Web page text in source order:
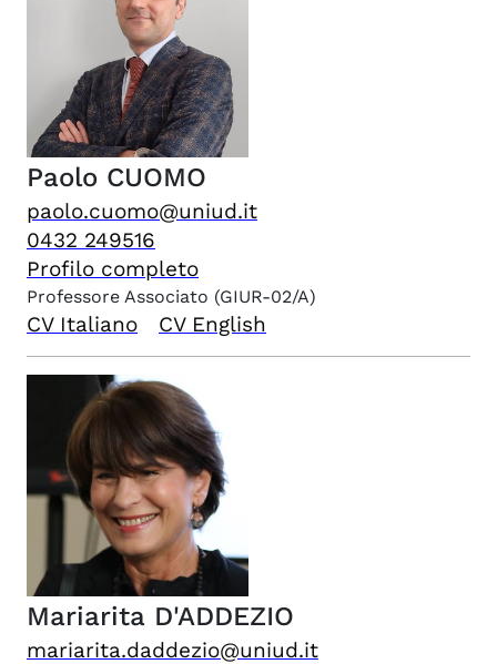
Paolo CUOMO
paolo.cuomo@uniud.it
0432 249516
Profilo completo
Professore Associato (GIUR-02/A)
CV Italiano CV English
Mariarita D'ADDEZIO
mariarita.daddezio@uniud.it